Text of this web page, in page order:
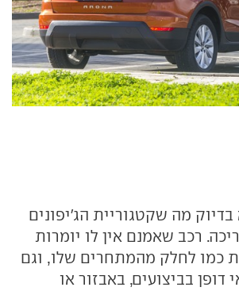
מה שקטגוריית הג'יפונים
רכב שאמנם אין לו יומרות
כמו לחלק מהמתחרים שלו, וגם
דופן בביצועים, באבזור או